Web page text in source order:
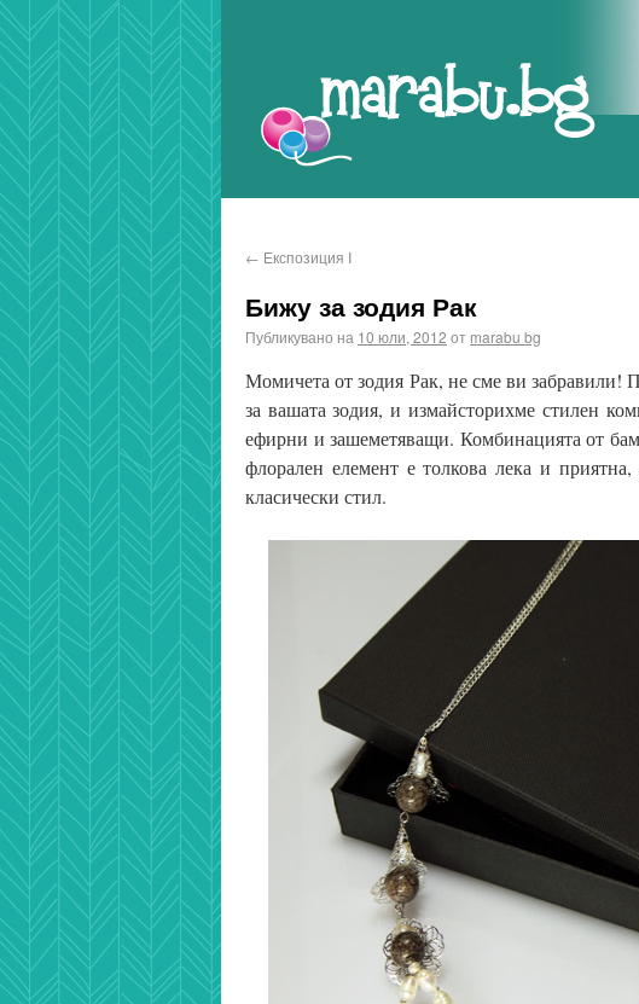
← Експозиция I
Бижу за зодия Рак
Публикувано на 10 юли, 2012 от marabu bg
Момичета от зодия Рак, не сме ви забравили!
за вашата зодия, и измайсторихме стилен
ефирни и зашеметяващи. Комбинацията от
флорален елемент е толкова лека и
класически стил.